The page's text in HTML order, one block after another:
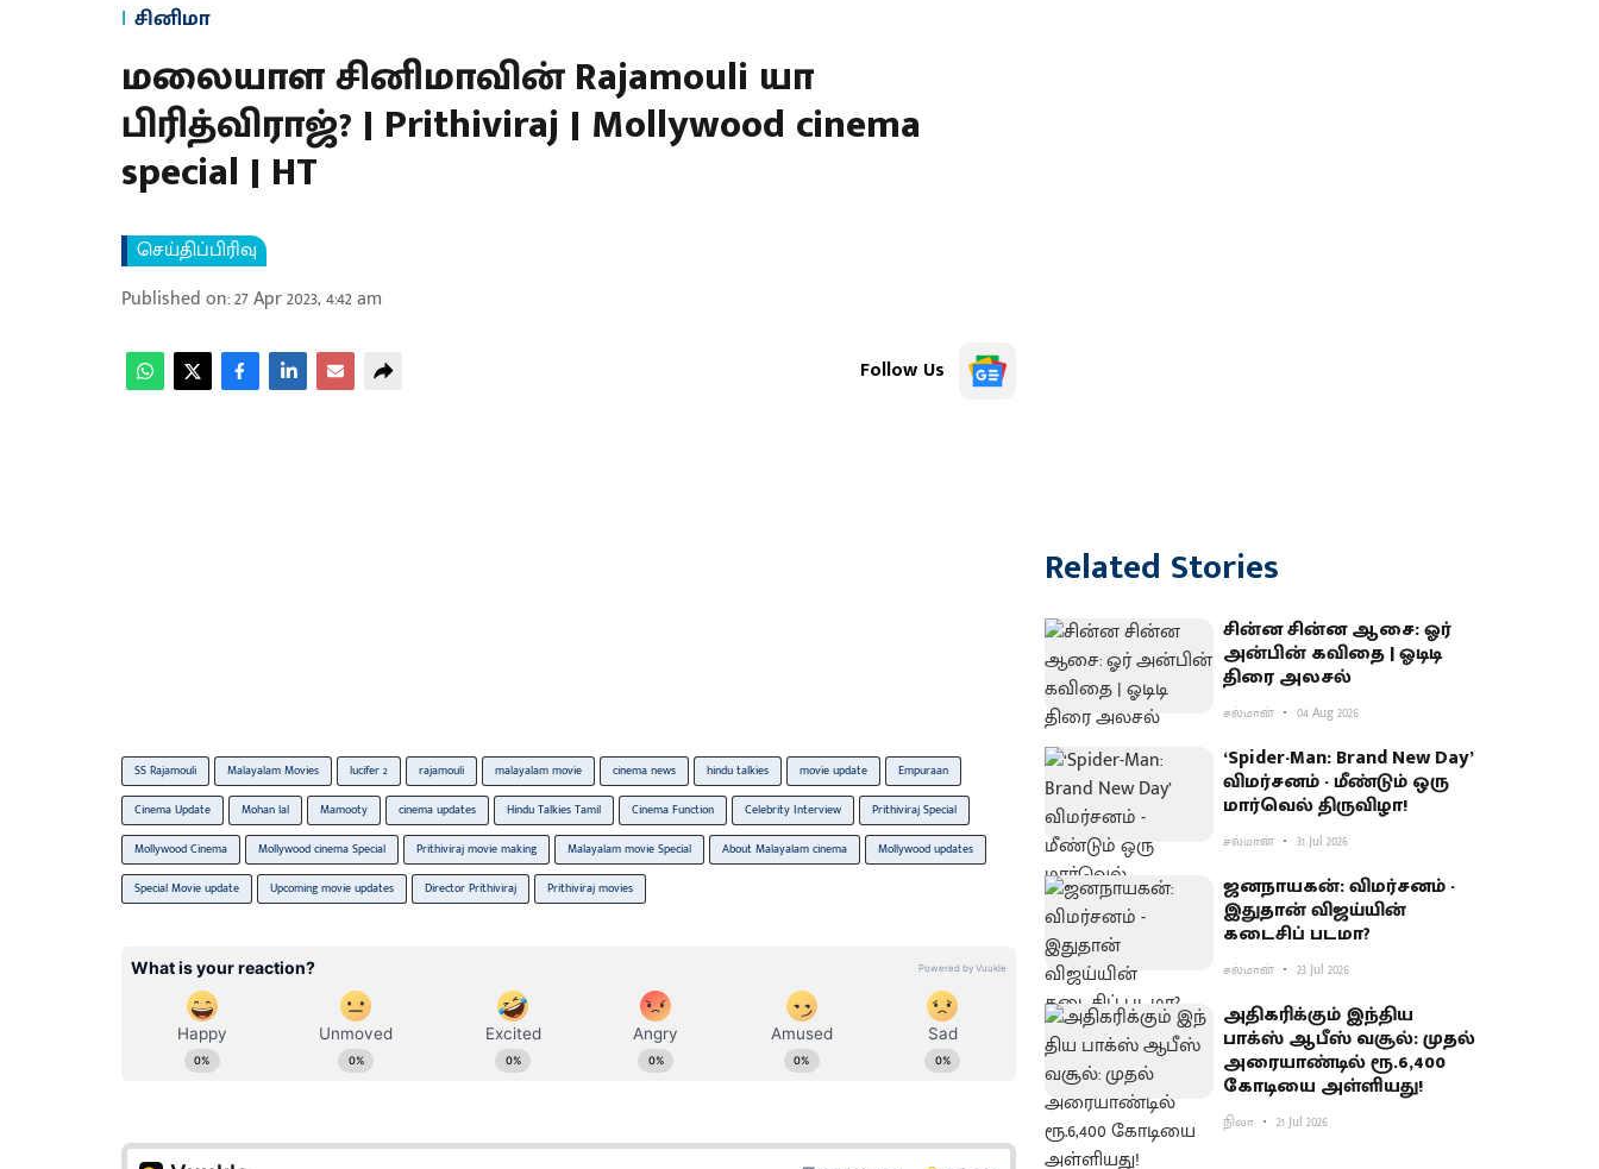
சினிமா
மலையாள சினிமாவின் Rajamouli யா
பிரித்விராஜ்? | Prithiviraj | Mollywood cinema
special | HT
செய்திப்பிரிவு
Published on:27 Apr 2023, 4:42 am
Follow Us
SS Rajamouli Malayalam Movies lucifer 2 rajamouli malayalam movie cinema news hindu talkies movie update Empuraan
Cinema Update Mohan lal Mamooty cinema updates Hindu Talkies Tamil Cinema Function Celebrity Interview Prithiviraj Special
Mollywood Cinema Mollywood cinema Special Prithiviraj movie making Malayalam movie Special About Malayalam cinema Mollywood updates
Special Movie update Upcoming movie updates Director Prithiviraj Prithiviraj movies
Related Stories
சின்ன சின்ன ஆசை: ஓர்
அன்பின் கவிதை | ஓடிடி
திரை அலசல்
சல்மான் 04 Aug 2026
‘Spider-Man: Brand New Day’
விமர்சனம் - மீண்டும் ஒரு
மார்வெல் திருவிழா!
சல்மான் 31 Jul 2026
ஜனநாயகன்: விமர்சனம் -
இதுதான் விஜய்யின்
கடைசிப் படமா?
சல்மான் 23 Jul 2026
அ​தி​கரிக்​கும் இந்​திய
பாக்ஸ் ஆபீஸ் வசூல்: முதல்
அரையாண்டில் ரூ.6,400
கோடியை அள்ளியது!
நிலா 21 Jul 2026